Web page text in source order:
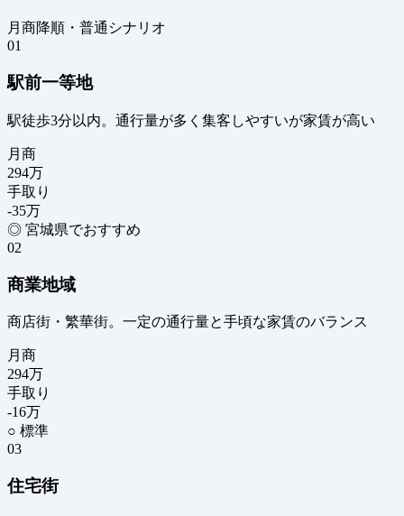
月商降順・普通シナリオ
01
駅前一等地
駅徒歩3分以内。通行量が多く集客しやすいが家賃が高い
月商
294万
手取り
-35万
◎ 宮城県でおすすめ
02
商業地域
商店街・繁華街。一定の通行量と手頃な家賃のバランス
月商
294万
手取り
-16万
○ 標準
03
住宅街